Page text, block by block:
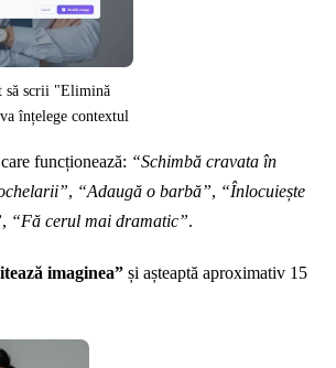
să scrii "Elimină
înțelege contextul
funcționează: “Schimbă cravata în
, “Adaugă o barbă”, “Înlocuiește
, “Fă cerul mai dramatic”.
imaginea” și așteaptă aproximativ 15